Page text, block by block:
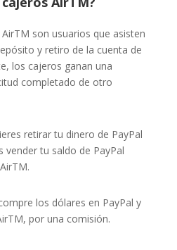
son usuarios que asisten
y retiro de la cuenta de
los cajeros ganan una
completado de otro
retirar tu dinero de PayPal
vender tu saldo de PayPal
los dólares en PayPal y
por una comisión.